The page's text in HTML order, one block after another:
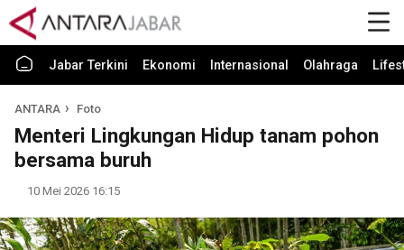
Jabar Terkini Ekonomi Internasional Olahraga
ANTARA Foto
Menteri Lingkungan Hidup tanam pohon
bersama buruh
10 Mei 2026 16:15